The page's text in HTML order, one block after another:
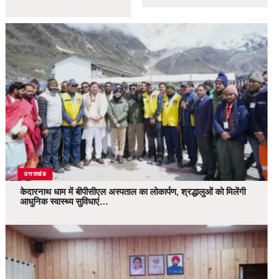
उत्तराखंड
केदारनाथ धाम में बीपीसीएल अस्पताल का लोकार्पण, श्रद्धालुओं को मिलेंगी
आधुनिक स्वास्थ्य सुविधाएं…